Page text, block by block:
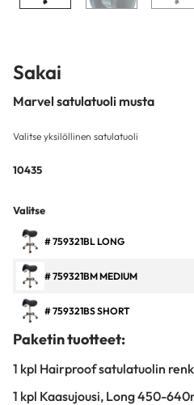
Sakai
Marvel satulatuoli musta
Valitse yksilöllinen satulatuoli
10435
Valitse
# 759321BL LONG
# 759321BM MEDIUM
# 759321BS SHORT
Paketin tuotteet:
1 kpl Hairproof satulatuolin
1 kpl Kaasujousi, Long 450-